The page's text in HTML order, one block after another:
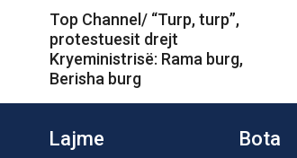
Top Channel/ “Turp, turp”,
protestuesit drejt
Kryeministrisë: Rama burg,
Berisha burg
Lajme Bota